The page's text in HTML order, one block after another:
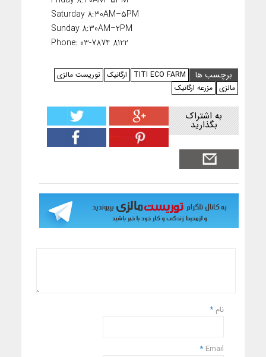
Saturday 8:30AM–۵PM
Sunday 8:30AM–۲PM
Phone: 03-7874 8122
برچسب ها TITI ECO FARM ارگانیک توریست مالزی
مالزی مزرعه ارگانیک
به اشتراک
بگذارید
نام *
Email
*